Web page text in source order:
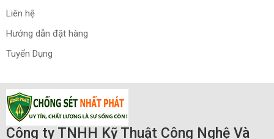
Liên hệ
Hướng dẫn đặt hàng
Tuyển Dụng
Công ty TNHH Kỹ Thuật Công Nghệ Và